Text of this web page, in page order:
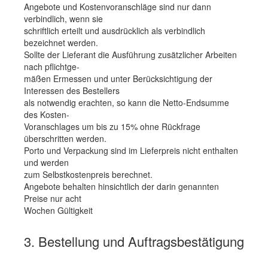
Angebote und Kostenvoranschläge sind nur dann
verbindlich, wenn sie
schriftlich erteilt und ausdrücklich als verbindlich
bezeichnet werden.
Sollte der Lieferant die Ausführung zusätzlicher Arbeiten
nach pflichtge-
mäßen Ermessen und unter Berücksichtigung der
Interessen des Bestellers
als notwendig erachten, so kann die Netto-Endsumme
des Kosten-
Voranschlages um bis zu 15% ohne Rückfrage
überschritten werden.
Porto und Verpackung sind im Lieferpreis nicht enthalten
und werden
zum Selbstkostenpreis berechnet.
Angebote behalten hinsichtlich der darin genannten
Preise nur acht
Wochen Gültigkeit
3. Bestellung und Auftragsbestätigung